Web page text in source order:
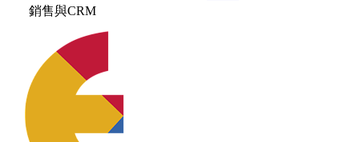
銷售與CRM